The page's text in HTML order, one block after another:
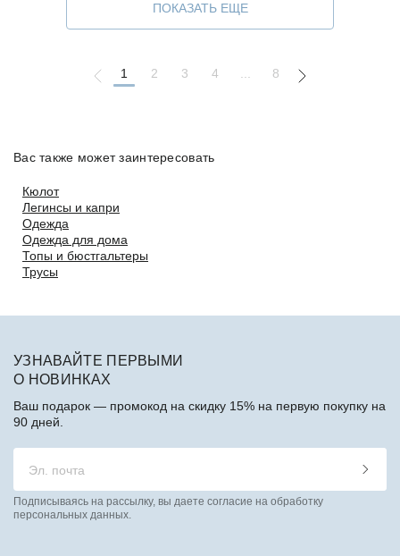
ПОКАЗАТЬ ЕЩЕ
1 2 3 4 8
Вас также может заинтересовать
Кюлот
Легинсы и капри
Одежда
Одежда для дома
Топы и бюстгальтеры
Трусы
УЗНАВАЙТЕ ПЕРВЫМИ
О НОВИНКАХ
Ваш подарок — промокод на скидку 15% на первую покупку на
90 дней.
Подписываясь на рассылку, вы даете согласие на обработку
персональных данных.